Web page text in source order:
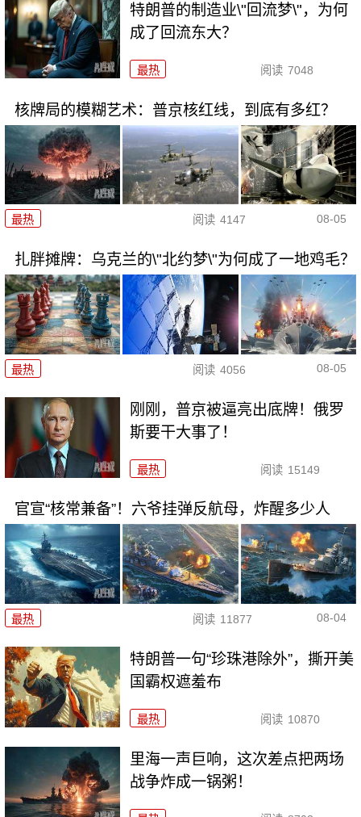
特朗普的制造业\"回流梦\"，为何
成了回流东大？
最热 阅读 7048
核牌局的模糊艺术：普京核红线，到底有多红？
最热 阅读 4147 08-05
扎胖摊牌：乌克兰的\"北约梦\"为何成了一地鸡毛？
最热 阅读 4056 08-05
刚刚，普京被逼亮出底牌！俄罗
斯要干大事了！
最热 阅读 15149
官宣“核常兼备”！六爷挂弹反航母，炸醒多少人
最热 阅读 11877 08-04
特朗普一句“珍珠港除外”，撕开美
国霸权遮羞布
最热 阅读 10870
里海一声巨响，这次差点把两场
战争炸成一锅粥！